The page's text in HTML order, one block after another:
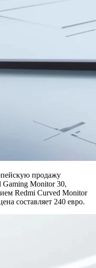
продажу
Monitor 30,
Redmi Curved Monitor
составляет 240 евро.